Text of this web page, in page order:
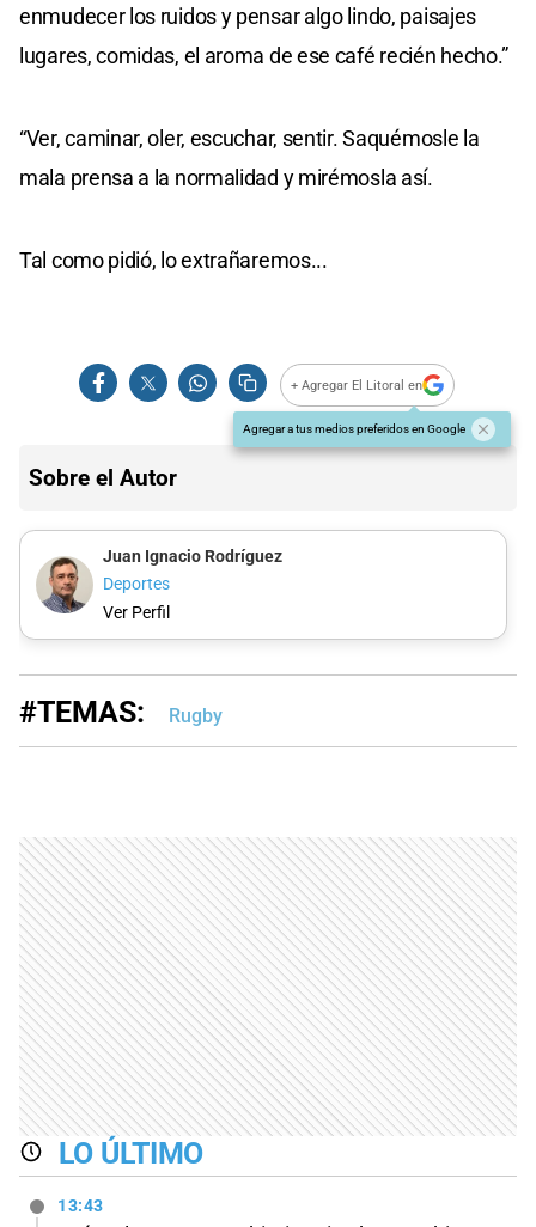
enmudecer los ruidos y pensar algo lindo, paisajes
lugares, comidas, el aroma de ese café recién hecho.”
“Ver, caminar, oler, escuchar, sentir. Saquémosle la
mala prensa a la normalidad y mirémosla así.
Tal como pidió, lo extrañaremos...
+ Agregar El Litoral en
Agregar a tus medios preferidos en Google
Sobre el Autor
Juan Ignacio Rodríguez
Deportes
Ver Perfil
#TEMAS: Rugby
LO ÚLTIMO
13:43